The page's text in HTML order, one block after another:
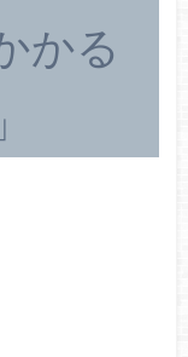
かる